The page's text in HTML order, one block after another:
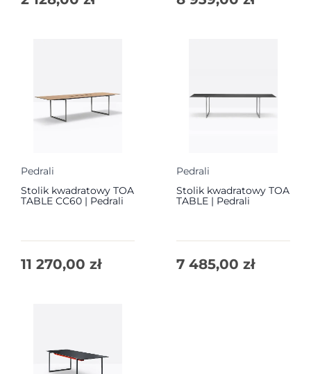
Pedrali
Stolik kwadratowy TOA
TABLE CC60 | Pedrali
11 270,00 zł
Pedrali
Stolik kwadratowy TOA
TABLE | Pedrali
7 485,00 zł